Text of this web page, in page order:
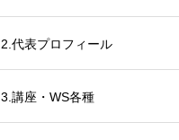
2.代表プロフィール
3.講座・WS各種